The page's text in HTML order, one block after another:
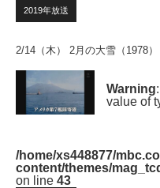
2019年放送
2/14（木） 2月の大雪（1978）
Warning
value of
/home/xs448877/
content/themes/
on line 43